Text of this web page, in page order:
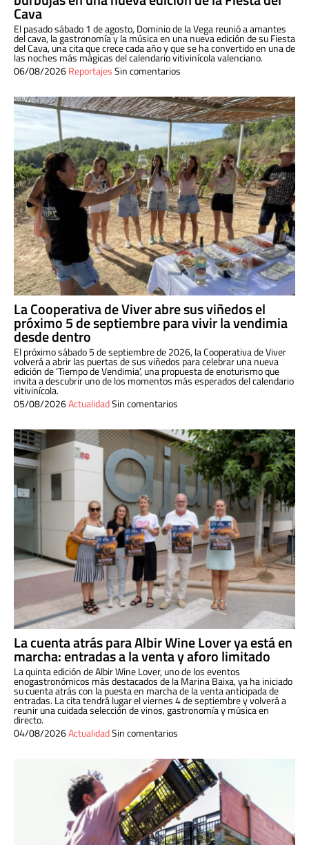
Cava
El pasado sábado 1 de agosto, Dominio de la Vega reunió a amantes
del cava, la gastronomía y la música en una nueva edición de su Fiesta
del Cava, una cita que crece cada año y que se ha convertido en una de
las noches más mágicas del calendario vitivinícola valenciano.
06/08/2026ReportajesSin comentarios
La Cooperativa de Viver abre sus viñedos el
próximo 5 de septiembre para vivir la vendimia
desde dentro
El próximo sábado 5 de septiembre de 2026, la Cooperativa de Viver
volverá a abrir las puertas de sus viñedos para celebrar una nueva
edición de ‘Tiempo de Vendimia’, una propuesta de enoturismo que
invita a descubrir uno de los momentos más esperados del calendario
vitivinícola.
05/08/2026ActualidadSin comentarios
La cuenta atrás para Albir Wine Lover ya está en
marcha: entradas a la venta y aforo limitado
La quinta edición de Albir Wine Lover, uno de los eventos
enogastronómicos más destacados de la Marina Baixa, ya ha iniciado
su cuenta atrás con la puesta en marcha de la venta anticipada de
entradas. La cita tendrá lugar el viernes 4 de septiembre y volverá a
reunir una cuidada selección de vinos, gastronomía y música en
directo.
04/08/2026ActualidadSin comentarios